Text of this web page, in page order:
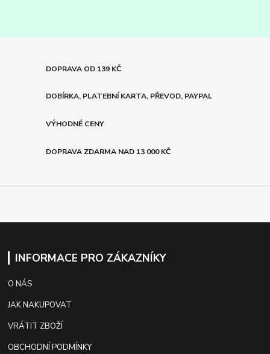
DOPRAVA OD 139 KČ
DOBÍRKA, PLATEBNÍ KARTA, PŘEVOD, PAYPAL
VÝHODNÉ CENY
DOPRAVA ZDARMA NAD 13 000 KČ
INFORMACE PRO ZÁKAZNÍKY
O NÁS
JAK NAKUPOVAT
VRÁTIT ZBOŽÍ
OBCHODNÍ PODMÍNKY